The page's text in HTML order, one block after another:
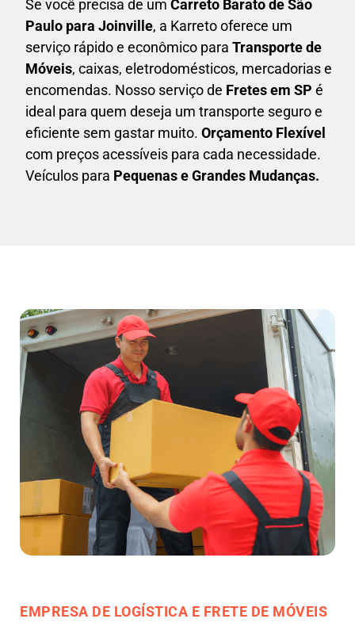
Se você precisa de um Carreto Baratode São
Paulo para Joinville, a Karreto oferece um
serviço rápido e econômico para Transporte de
Móveis, caixas, eletrodomésticos, mercadorias e
encomendas. Nosso serviço de Fretes em SP é
ideal para quem deseja um transporte seguro e
eficiente sem gastar muito. Orçamento Flexível
com preços acessíveis para cada necessidade.
Veículos para Pequenas e Grandes Mudanças.
EMPRESA DE LOGÍSTICA E FRETE DE MÓVEIS